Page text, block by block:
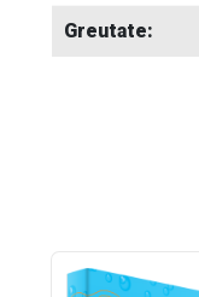
Greutate: